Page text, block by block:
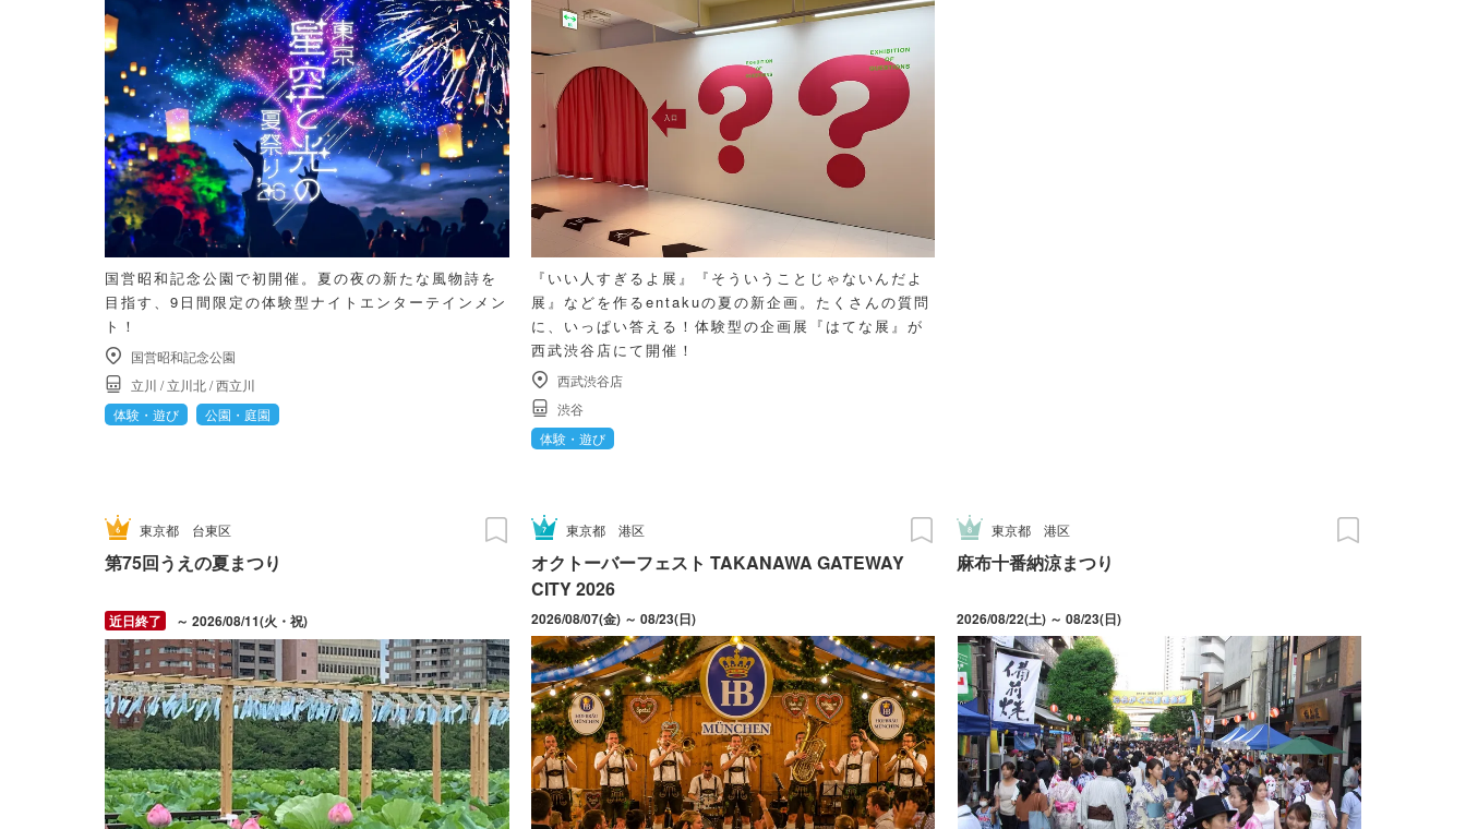
国営昭和記念公園で初開催。夏の夜の新たな風物詩を
目指す、9日間限定の体験型ナイトエンターテインメン
ト！
国営昭和記念公園
立川 /立川北/西立川
体験・遊び
公園・庭園
『いい人すぎるよ展』『そういうことじゃないんだよ
展』などを作るentakuの夏の新企画。たくさんの質問
に、いっぱい答える！体験型の企画展『はてな展』が
西武渋谷店にて開催！
西武渋谷店
渋谷
体験・遊び
東京都 台東区
第75回うえの夏まつり
～ 2026/08/11(火・祝)
東京都港区
オクトーバーフェスト TAKANAWA GATEWAY
CITY 2026
2026/08/07(金) ～ 08/23(日)
東京都 港区
麻布十番納涼まつり
2026/08/22(土) ～ 08/23(日)